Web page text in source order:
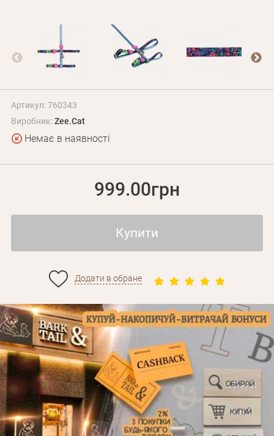
Артикул: 760343
Виробник:Zee.Cat
Немає в наявності
999.00грн
Купити
Додати в обране